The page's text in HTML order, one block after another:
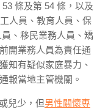
條及第 54 條，以及
人員、教育人員、保
、移民業務人員、矯
開業務人員為責任通
知有疑似家庭暴力、
報當地主管機關。
兒少，但男性關懷專